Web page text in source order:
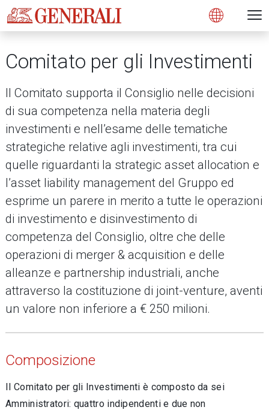
Open
Comitato per gli Investimenti
Il Comitato supporta il Consiglio nelle decisioni
di sua competenza nella materia degli
investimenti e nell’esame delletematiche
strategiche relative agli investimenti, tra cui
quelle riguardanti la strategic asset allocation e
l’asset liability management del Gruppo ed
esprime un parere in merito a tutte le operazioni
di investimento e disinvestimento di
competenza del Consiglio, oltre che delle
operazioni di merger & acquisition e delle
alleanze e partnership industriali, anche
attraverso la costituzione di joint-venture, aventi
un valore non inferiore a € 250 milioni.
Composizione
Il Comitato per gli Investimenti è composto da sei
Amministratori: quattro indipendenti e due non